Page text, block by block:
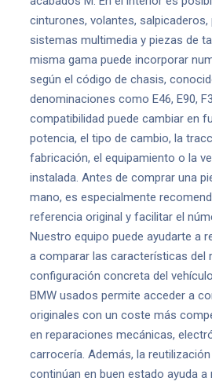
cinturones, volantes, salpicaderos,
sistemas multimedia y piezas de
misma gama puede incorporar
según el código de chasis,
denominaciones como E46, E90,
compatibilidad puede cambiar en
potencia, el tipo de cambio, la
fabricación, el equipamiento o la
instalada. Antes de comprar una
mano, es especialmente
referencia original y facilitar el
Nuestro equipo puede ayudarte a
a comparar las características del
configuración concreta del
BMW usados permite acceder a
originales con un coste más
en reparaciones mecánicas,
carrocería. Además, la
continúan en buen estado ayuda